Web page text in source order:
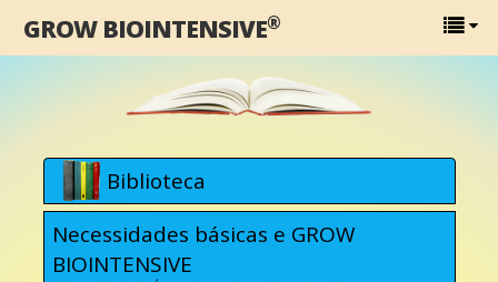
GROW BIOINTENSIVE®
Biblioteca
Necessidades básicas e GROW
BIOINTENSIVE